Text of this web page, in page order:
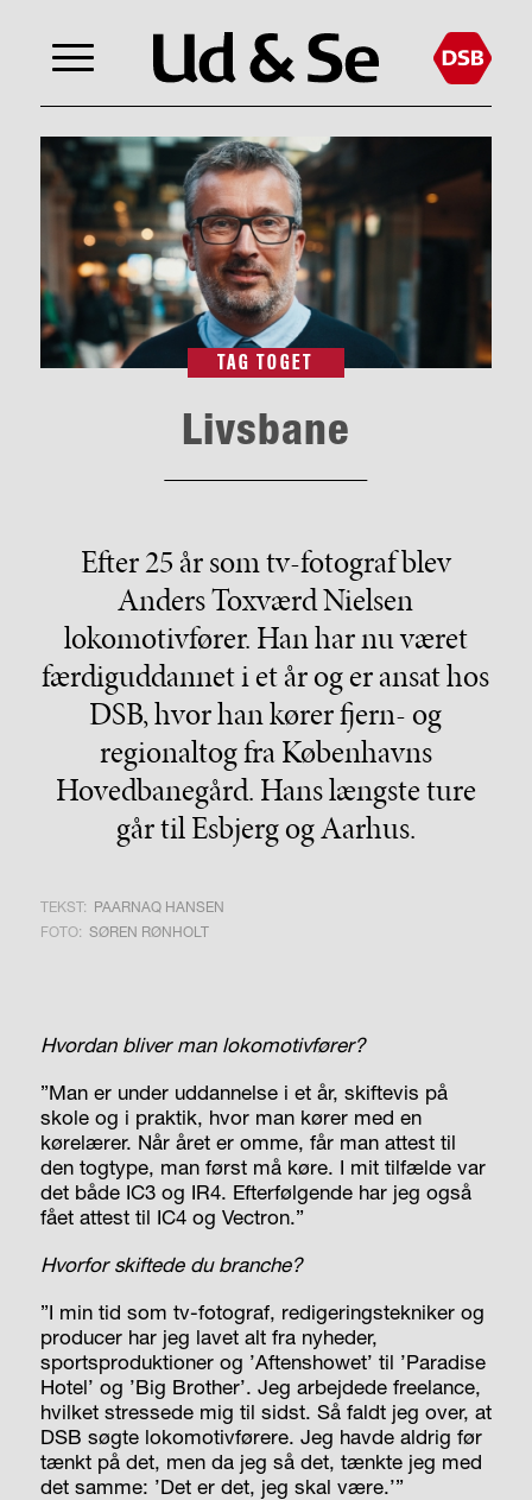
TAG TOGET
Livsbane
Efter 25 år som tv-fotograf blev
Anders Toxværd Nielsen
lokomotivfører. Han har nu været
færdiguddannet i et år og er ansat hos
DSB, hvor han kører fjern- og
regionaltog fra Københavns
Hovedbanegård. Hans længste ture
går til Esbjerg og Aarhus.
TEKST: PAARNAQ HANSEN
FOTO: SØREN RØNHOLT
Hvordan bliver man lokomotivfører?
”Man er under uddannelse i et år, skiftevis på
skole og i praktik, hvor man kører med en
kørelærer. Når året er omme, får man attest til
den togtype, man først må køre. I mit tilfælde var
det både IC3 og IR4. Efterfølgende har jeg også
fået attest til IC4 og Vectron.”
Hvorfor skiftede du branche?
”I min tid som tv-fotograf, redigeringstekniker og
producer har jeg lavet alt fra nyheder,
sportsproduktioner og ’Aften­showet’ til ’Paradise
Hotel’ og ’Big Brother’. Jeg arbejdede freelance,
hvilket stressede mig til sidst. Så faldt jeg over, at
DSB søgte lokomotiv­førere. Jeg havde aldrig før
tænkt på det, men da jeg så det, tænkte jeg med
det samme: ’Det er det, jeg skal være.’”